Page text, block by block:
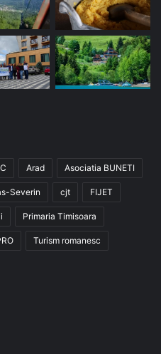
Arad Asociatia BUNETI
Severin cjt FIJET
Primaria Timisoara
Turism romanesc